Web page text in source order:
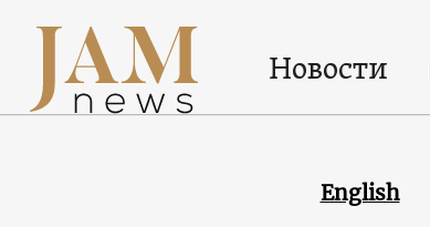
Новости
English